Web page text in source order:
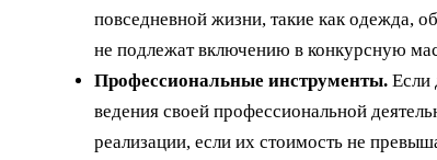
повседневной жизни, такие как одежда,
не подлежат включению в конкурсную
Профессиональные инструменты. Если
ведения своей профессиональной
реализации, если их стоимость не